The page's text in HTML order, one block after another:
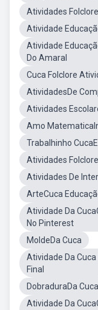
Atividades
Atividade
Atividade
Do Amaral
Cuca Folclore
AtividadesDe
Atividades
Amo
Trabalhinho
Atividades
Atividades De
ArteCuca
Atividade Da
No Pinterest
MoldeDa Cuca
Atividade Da
Final
DobraduraDa Cuca
Atividade Da